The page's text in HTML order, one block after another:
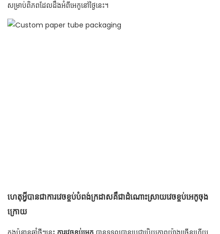
សម្រាប់ពិភពដែលដឹងអំពីអេកូនៅថ្ងៃនេះ។
ហេតុអ្វីបានជាការវេចខ្ចប់បំពង់ក្រដាសគឺជាដំណោះស្រាយវេចខ្ចប់អេកូចុង
ក្រោយ